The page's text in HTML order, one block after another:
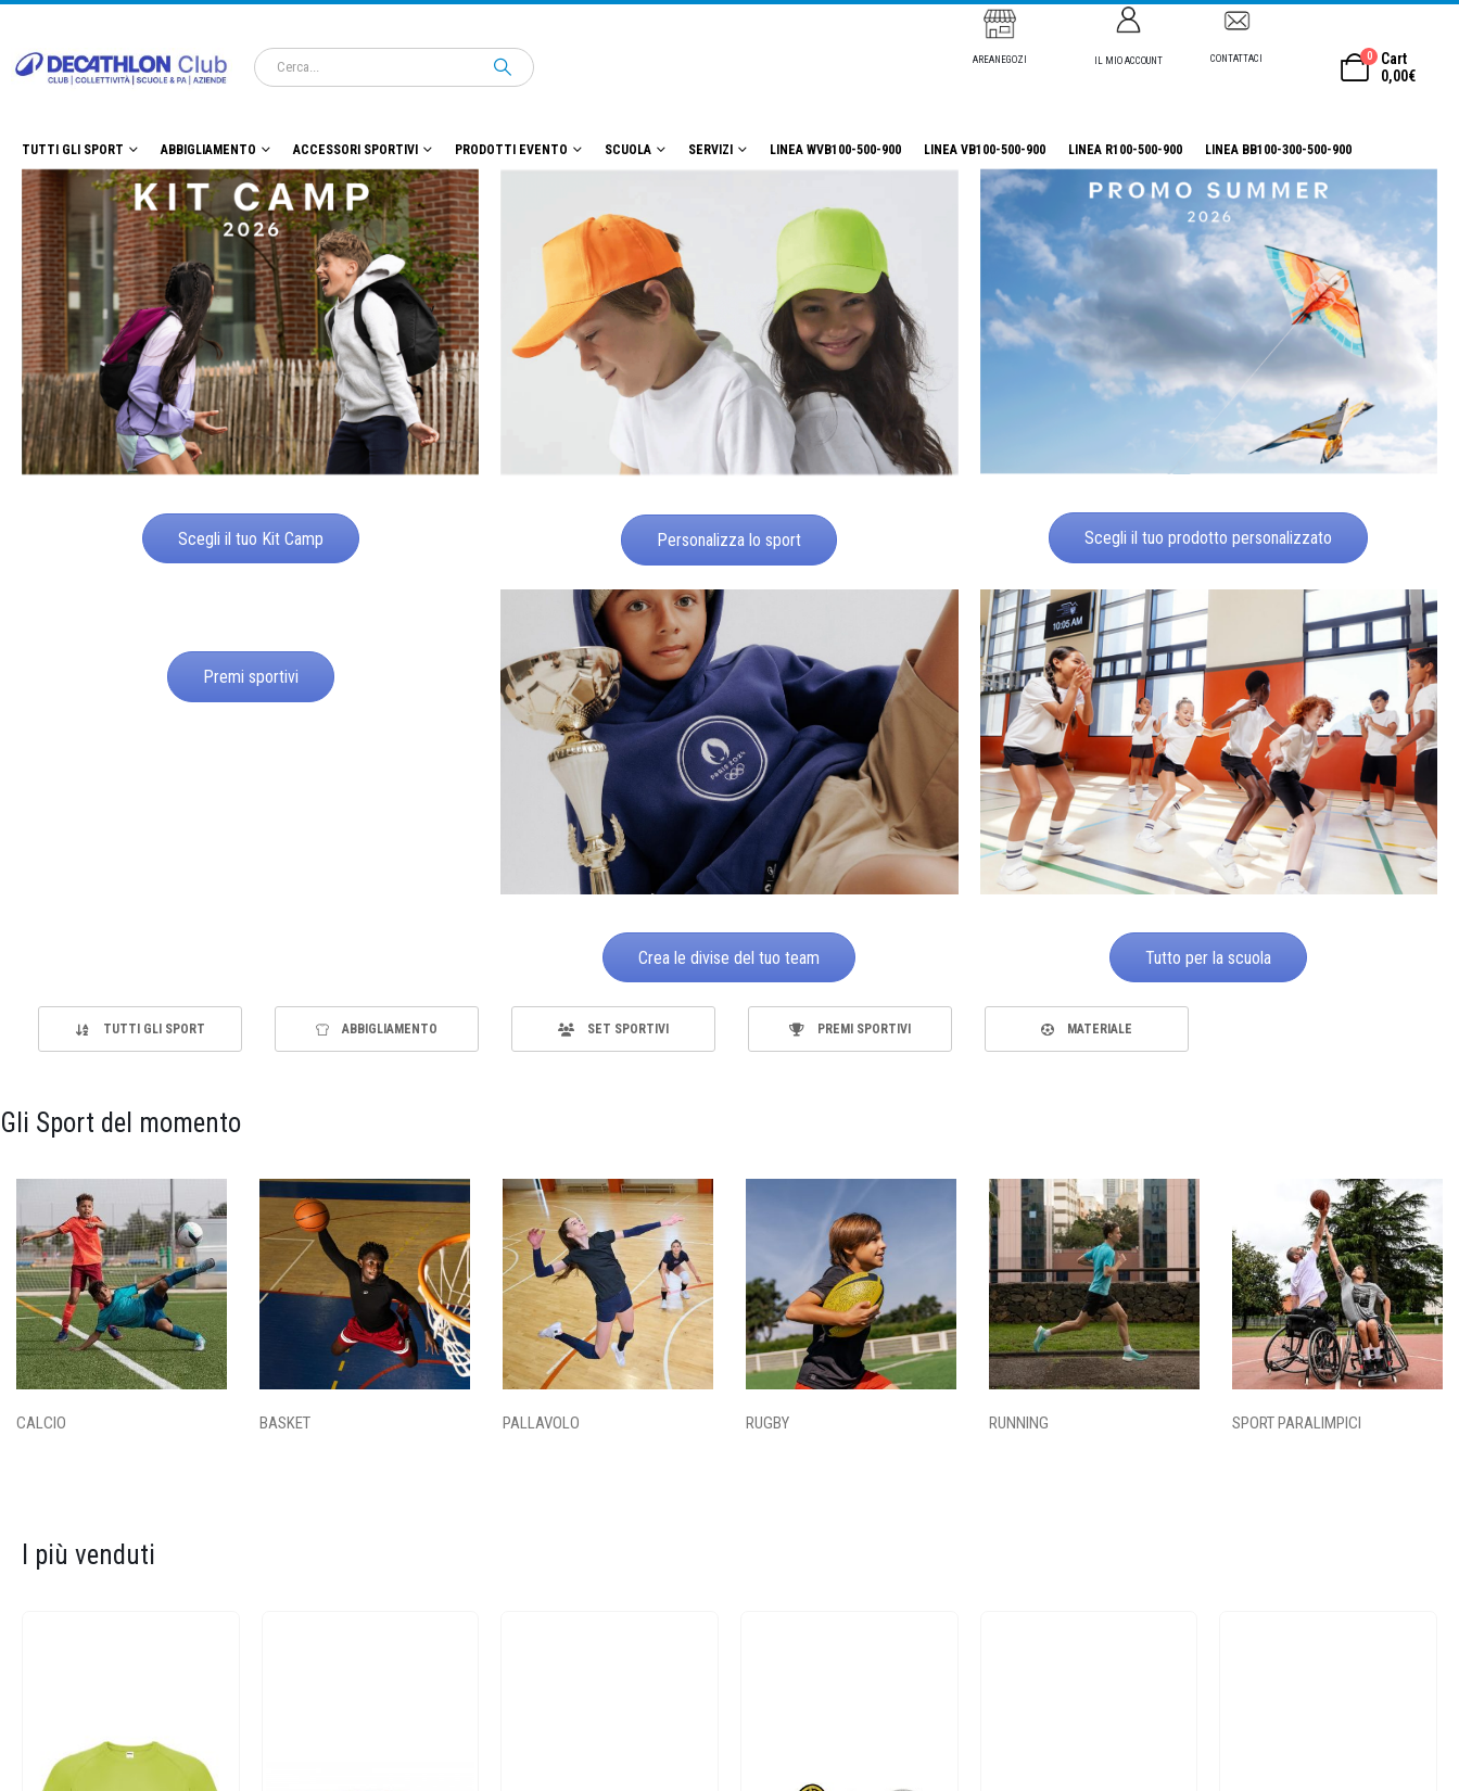
AREANEGOZI IL MIO ACCOUNT CONTATTACI 0
Cart
0,00€
TUTTI GLI SPORT ABBIGLIAMENTO ACCESSORI SPORTIVI PRODOTTI EVENTO SCUOLA SERVIZI LINEA WVB100-500-900 LINEA VB100-500-900 LINEA R100-500-900 LINEA BB100-300-500-900
Scegli il tuo Kit Camp Personalizza lo sport Scegli il tuo prodotto personalizzato
Premi sportivi
Crea le divise del tuo team Tutto per la scuola
TUTTI GLI SPORT ABBIGLIAMENTO SET SPORTIVI PREMI SPORTIVI MATERIALE
Gli Sport del momento
CALCIO BASKET PALLAVOLO RUGBY RUNNING SPORT PARALIMPICI
I più venduti